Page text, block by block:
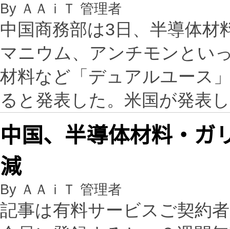
By ＡＡｉＴ 管理者
中国商務部は3日、半導体
マニウム、アンチモンとい
材料など「デュアルユース
ると発表した。米国が発表
中国、半導体材料・ガ
減
By ＡＡｉＴ 管理者
記事は有料サービスご契約